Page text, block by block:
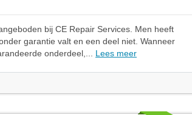
bij CE Repair Services. Men heeft
garantie valt en een deel niet. Wanneer
onderdeel,... Lees meer